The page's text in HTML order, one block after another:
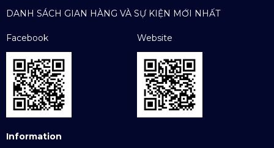
DANH SÁCH GIAN HÀNG VÀ SỰ KIỆN MỚI NHẤT
Facebook Website
Information